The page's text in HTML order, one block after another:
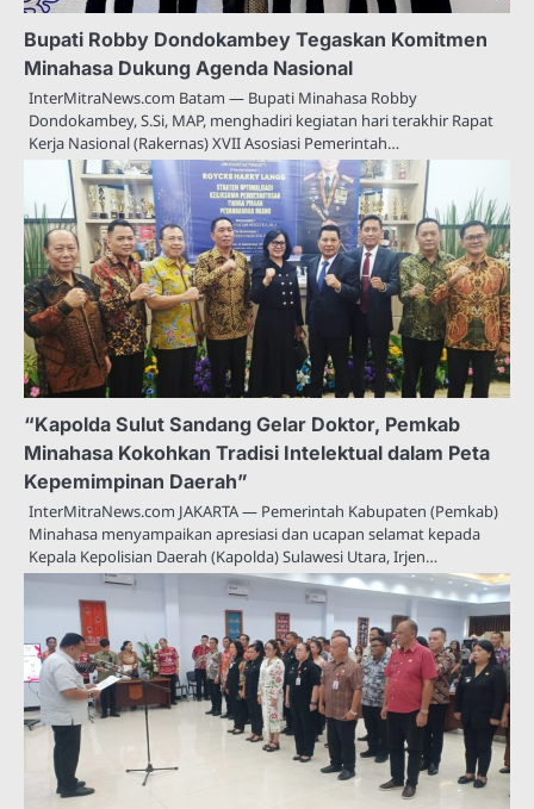
Bupati Robby Dondokambey Tegaskan Komitmen
Minahasa Dukung Agenda Nasional
InterMitraNews.com Batam — Bupati Minahasa Robby
Dondokambey, S.Si, MAP, menghadiri kegiatan hari terakhir Rapat
Kerja Nasional (Rakernas) XVII Asosiasi Pemerintah…
“Kapolda Sulut Sandang Gelar Doktor, Pemkab
Minahasa Kokohkan Tradisi Intelektual dalam Peta
Kepemimpinan Daerah”
InterMitraNews.com JAKARTA — Pemerintah Kabupaten (Pemkab)
Minahasa menyampaikan apresiasi dan ucapan selamat kepada
Kepala Kepolisian Daerah (Kapolda) Sulawesi Utara, Irjen…